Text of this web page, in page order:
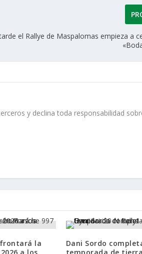
el Rallye de Maspalomas empieza a
y declina toda responsabilidad
la
Dani Sordo